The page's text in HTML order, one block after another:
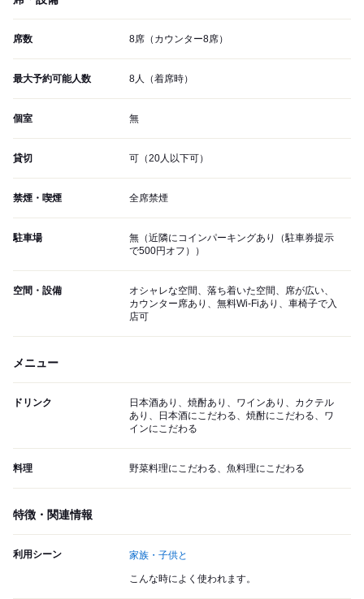
席数 8席（カウンター8席）
最大予約可能人数 8人（着席時）
個室 無
貸切 可（20人以下可）
禁煙・喫煙 全席禁煙
駐車場
無（近隣にコインパーキングあり（駐車券提示
で500円オフ））
空間・設備
オシャレな空間、落ち着いた空間、席が広い、
カウンター席あり、無料Wi-Fiあり、車椅子で入
店可
メニュー
ドリンク
日本酒あり、焼酎あり、ワインあり、カクテル
あり、日本酒にこだわる、焼酎にこだわる、ワ
インにこだわる
料理 野菜料理にこだわる、魚料理にこだわる
特徴・関連情報
利用シーン 家族・子供と
こんな時によく使われます。